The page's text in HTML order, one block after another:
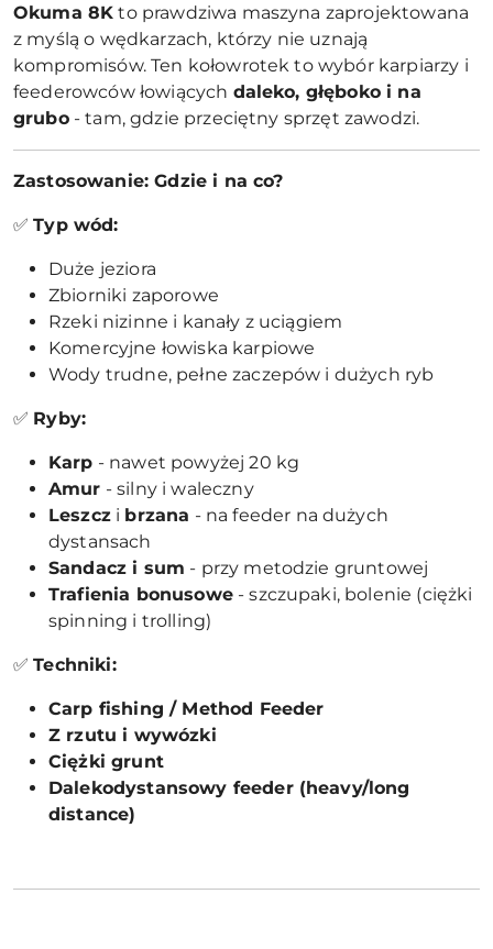
Okuma 8K to prawdziwa maszyna zaprojektowana
z myślą o wędkarzach, którzy nie uznają
kompromisów. Ten kołowrotek to wybór karpiarzy i
feederowców łowiących daleko, głęboko i na
grubo- tam, gdzie przeciętny sprzęt zawodzi.
Zastosowanie: Gdzie i na co?
✅Typ wód:
Duże jeziora
Zbiorniki zaporowe
Rzeki nizinne i kanały z uciągiem
Komercyjne łowiska karpiowe
Wody trudne, pełne zaczepów i dużych ryb
✅ Ryby:
Karp - nawet powyżej 20 kg
Amur - silny i waleczny
Leszczi brzana - na feeder na dużych
dystansach
Sandacz i sum - przy metodzie gruntowej
Trafienia bonusowe- szczupaki, bolenie (ciężki
spinning i trolling)
✅Techniki:
Carp fishing / Method Feeder
Z rzutu i wywózki
Ciężki grunt
Dalekodystansowy feeder (heavy/long
distance)